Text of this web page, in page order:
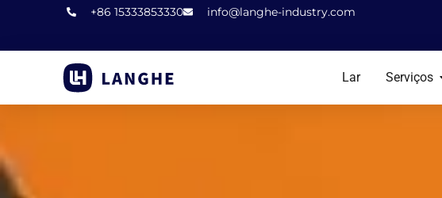
o
+86 15333853330 info@langhe-industry.com
Lar Serviços